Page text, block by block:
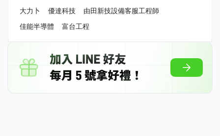
大力卜
優達科技
由田新技設備客服工程師
佳能半導體
富台工程